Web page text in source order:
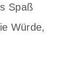
Spaß
Würde,